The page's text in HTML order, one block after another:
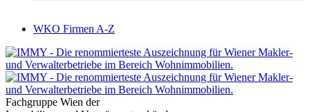
WKO Firmen A-Z
Fachgruppe Wien der